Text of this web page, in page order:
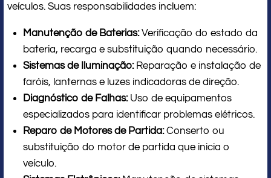
veículos. Suas responsabilidades incluem:
Manutenção de Baterias:Verificação do estado da
bateria, recarga e substituição quando necessário.
Sistemas de Iluminação:Reparação e instalação de
faróis, lanternas e luzes indicadoras de direção.
Diagnóstico de Falhas:Uso de equipamentos
especializados para identificar problemas elétricos.
Reparo de Motores de Partida:Conserto ou
substituição do motor de partida que inicia o
veículo.